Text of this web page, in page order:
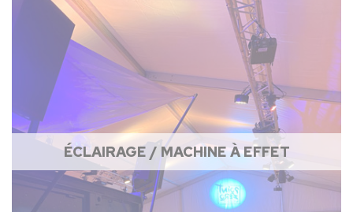
ÉCLAIRAGE / MACHINE À EFFET